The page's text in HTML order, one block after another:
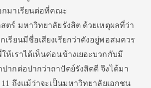
มาเรียนต่อที่คณะ
ตร์ มหาวิทยาลัยรังสิต ด้วยเหตุผลที่ว่า
เรียนมีชื่อเสียงเรียกว่าดังอยู่พอสมควร
ห้เราได้เห็นค่อนข้างเยอะบวกกับมี
ากต่อปากว่าถาปัตย์รังสิตดี จึงได้มา
ถึงแม้ว่าจะเป็นมหาวิทยาลัยเอกชน